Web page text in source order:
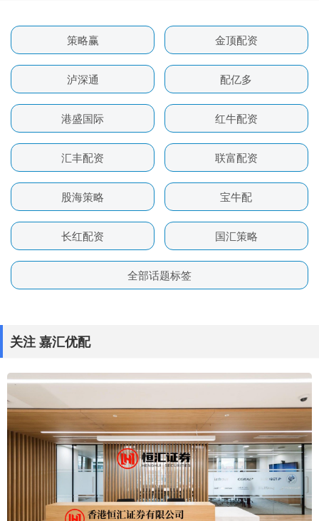
策略赢 金顶配资
泸深通 配亿多
港盛国际 红牛配资
汇丰配资 联富配资
股海策略 宝牛配
长红配资 国汇策略
全部话题标签
关注 嘉汇优配